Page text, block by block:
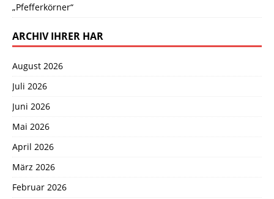
„Pfefferkörner“
ARCHIV IHRER HAR
August 2026
Juli 2026
Juni 2026
Mai 2026
April 2026
März 2026
Februar 2026